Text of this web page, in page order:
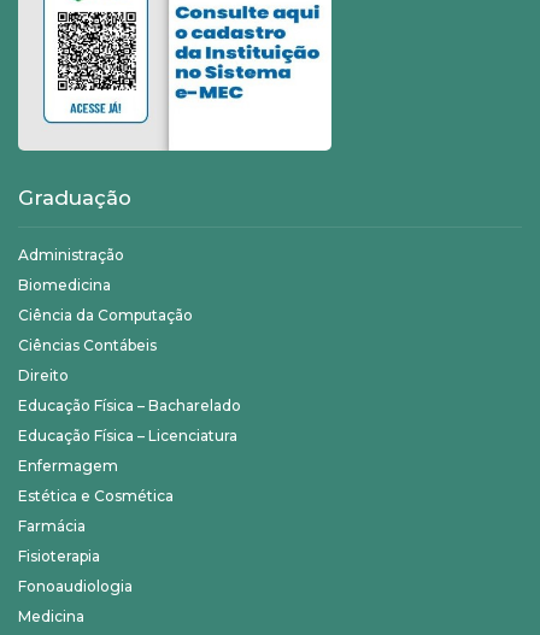
Graduação
Administração
Biomedicina
Ciência da Computação
Ciências Contábeis
Direito
Educação Física – Bacharelado
Educação Física – Licenciatura
Enfermagem
Estética e Cosmética
Farmácia
Fisioterapia
Fonoaudiologia
Medicina